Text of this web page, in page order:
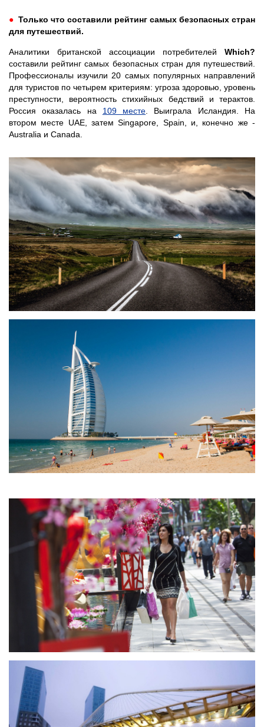
● Только что составили рейтинг самых безопасных стран
для путешествий.
Аналитики британской ассоциации потребителей Which?
составили рейтинг самых безопасных стран для путешествий.
Профессионалы изучили 20 самых популярных направлений
для туристов по четырем критериям: угроза здоровью, уровень
преступности, вероятность стихийных бедствий и терактов.
Россия оказалась на 109 месте . Выиграла Исландия. На
втором месте UAE, затем Singapore, Spain, и, конечно же -
Australia и Canada.